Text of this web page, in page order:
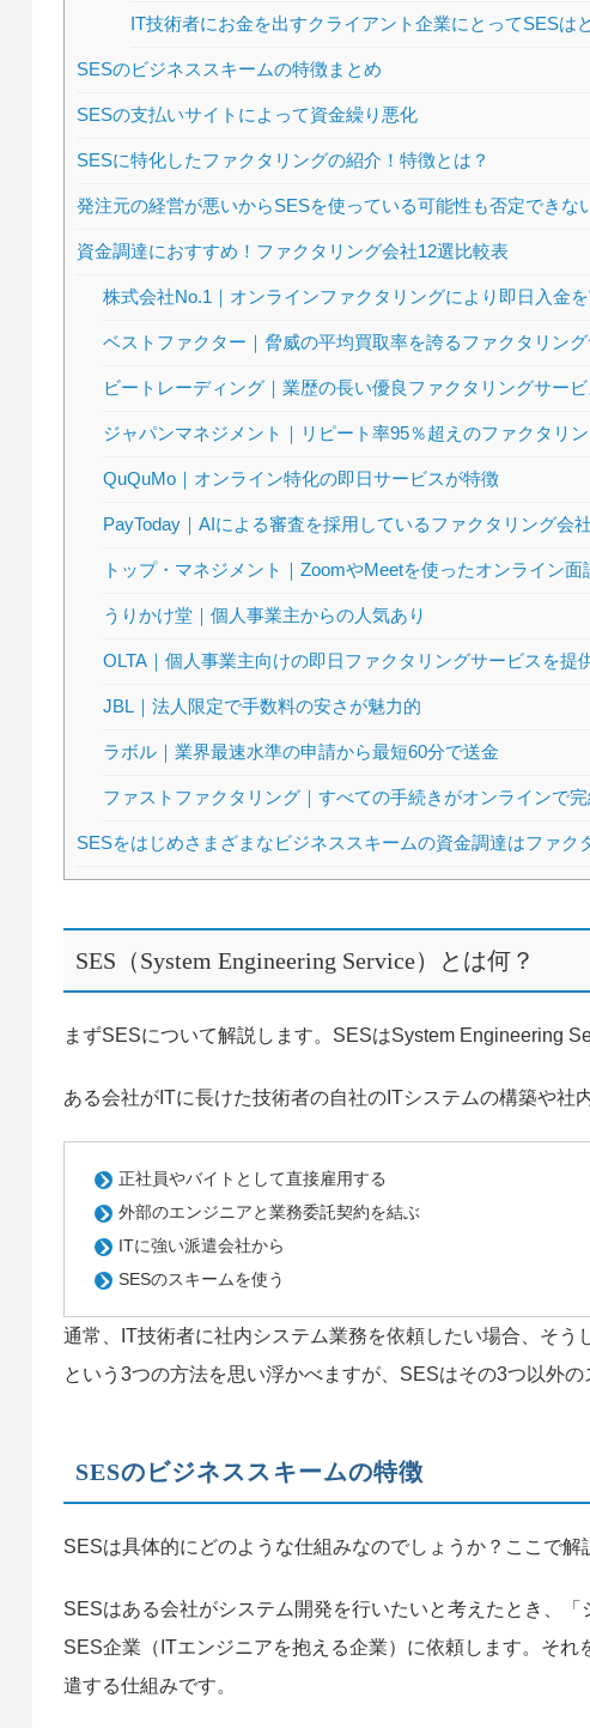
IT技術者にお金を出すクライアント企業にとってSESは
SESのビジネススキームの特徴まとめ
SESの支払いサイトによって資金繰り悪化
SESに特化したファクタリングの紹介！特徴とは？
発注元の経営が悪いからSESを使っている可能性も否定できな
資金調達におすすめ！ファクタリング会社12選比較表
株式会社No.1｜オンラインファクタリングにより即日入金を
ベストファクター｜脅威の平均買取率を誇るファクタリン
ビートレーディング｜業歴の長い優良ファクタリングサービ
ジャパンマネジメント｜リピート率95％超えのファクタリ
QuQuMo｜オンライン特化の即日サービスが特徴
PayToday｜AIによる審査を採用しているファクタリング会社
トップ・マネジメント｜ZoomやMeetを使ったオンライン面
うりかけ堂｜個人事業主からの人気あり
OLTA｜個人事業主向けの即日ファクタリングサービスを提
JBL｜法人限定で手数料の安さが魅力的
ラボル｜業界最速水準の申請から最短60分で送金
ファストファクタリング｜すべての手続きがオンラインで
SESをはじめさまざまなビジネススキームの資金調達はファク
SES（System Engineering Service）とは何？
まずSESについて解説します。SESはSystem Engineering
ある会社がITに長けた技術者の自社のITシステムの構築や社
正社員やバイトとして直接雇用する
外部のエンジニアと業務委託契約を結ぶ
ITに強い派遣会社から
SESのスキームを使う
通常、IT技術者に社内システム業務を依頼したい場合、そう
という3つの方法を思い浮かべますが、SESはその3つ以外
SESのビジネススキームの特徴
SESは具体的にどのような仕組みなのでしょうか？ここで解
SESはある会社がシステム開発を行いたいと考えたとき、
SES企業（ITエンジニアを抱える企業）に依頼します。そ
遣する仕組みです。